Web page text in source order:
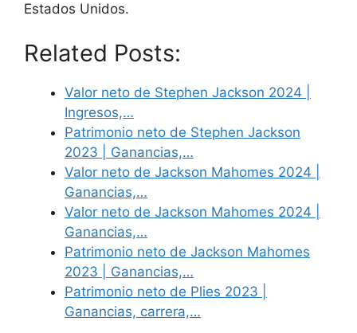
Estados Unidos.
Related Posts:
Valor neto de Stephen Jackson 2024 |
Ingresos,…
Patrimonio neto de Stephen Jackson
2023 | Ganancias,…
Valor neto de Jackson Mahomes 2024 |
Ganancias,…
Valor neto de Jackson Mahomes 2024 |
Ganancias,…
Patrimonio neto de Jackson Mahomes
2023 | Ganancias,…
Patrimonio neto de Plies 2023 |
Ganancias, carrera,…